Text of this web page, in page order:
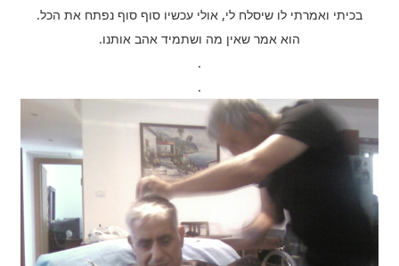
בכיתי ואמרתי לו שיסלח לי, אולי עכשיו סוף סוף נפתח את הכל.
הוא אמר שאין מה ושתמיד אהב אותנו.
.
.